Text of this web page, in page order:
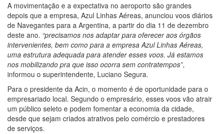
A movimentação e a expectativa no aeroporto são grandes
depois que a empresa, Azul Linhas Aéreas, anunciou voos diários
de Navegantes para a Argentina, a partir do dia 11 de dezembro
deste ano. “precisamos nos adaptar para oferecer aos órgãos
intervenientes, bem como para a empresa Azul Linhas Aéreas,
uma estrutura adequada para atender esses voos. Já estamos
nos mobilizando pra que isso ocorra sem contratempos”,
informou o superintendente, Luciano Segura.
Para o presidente da Acin, o momento é de oportunidade para o
empresariado local. Segundo o empresário, esses voos vão atrair
um público seleto e podem fomentar a economia da cidade,
desde que sejam criados atrativos pelo comércio e prestadores
de serviços.